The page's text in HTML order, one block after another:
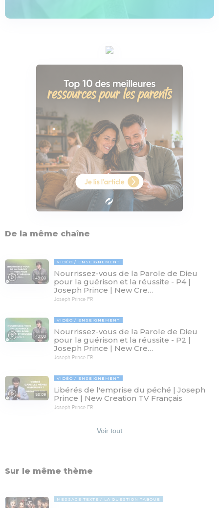
De la même chaîne
43:00
VIDÉO ENSEIGNEMENT
Nourrissez-vous de la Parole de Dieu
pour la guérison et la réussite - P4 |
Joseph Prince | New Cre…
Joseph Prince FR
43:00
VIDÉO ENSEIGNEMENT
Nourrissez-vous de la Parole de Dieu
pour la guérison et la réussite - P2 |
Joseph Prince | New Cre…
Joseph Prince FR
58:09
VIDÉO ENSEIGNEMENT
Libérés de l'emprise du péché | Joseph
Prince | New Creation TV Français
Joseph Prince FR
Voir tout
Sur le même thème
MESSAGE TEXTE LA QUESTION TABOUE